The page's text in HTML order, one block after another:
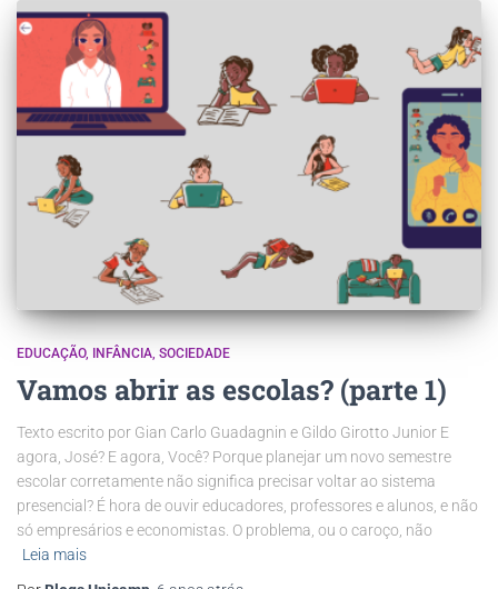
EDUCAÇÃO INFÂNCIA SOCIEDADE
Vamos abrir as escolas? (parte 1)
Texto escrito por Gian Carlo Guadagnin e Gildo Girotto Junior E
agora, José? E agora, Você? Porque planejar um novo semestre
escolar corretamente não significa precisar voltar ao sistema
presencial? É hora de ouvir educadores, professores e alunos, e não
só empresários e economistas. O problema, ou o caroço, não
Leia mais